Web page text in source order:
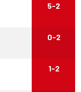
5-2
0-2
1-2